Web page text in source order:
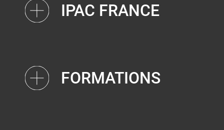
IPAC FRANCE
FORMATIONS